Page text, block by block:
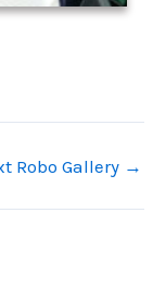
Robo Gallery →